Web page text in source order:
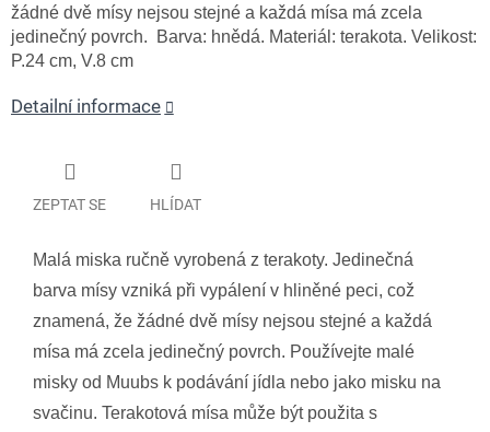
žádné dvě mísy nejsou stejné a každá mísa má zcela
jedinečný povrch.
Barva: hnědá. Materiál: terakota. Velikost:
P.24 cm, V.8 cm
Detailní informace
ZEPTAT SE HLÍDAT
Malá miska ručně vyrobená z terakoty. Jedinečná
barva mísy vzniká při vypálení v hliněné peci, což
znamená, že žádné dvě mísy nejsou stejné a každá
mísa má zcela jedinečný povrch. Používejte malé
misky od Muubs k podávání jídla nebo jako misku na
svačinu. Terakotová mísa může být použita s